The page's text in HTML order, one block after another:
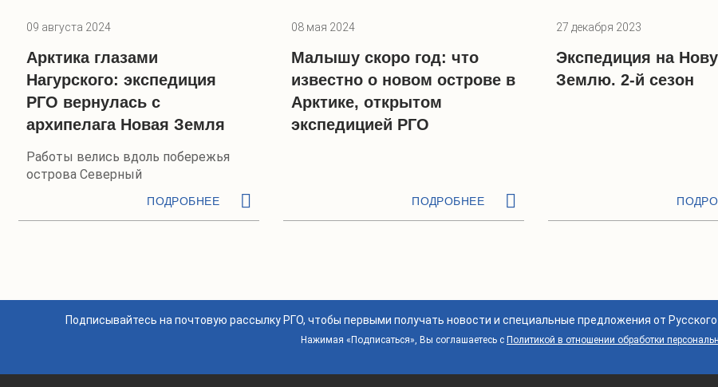
09 августа 2024
Арктика глазами
Нагурского: экспедиция
РГО вернулась с
архипелага Новая Земля
Работы велись вдоль побережья
острова Северный
ПОДРОБНЕЕ
08 мая 2024
Малышу скоро год: что
известно о новом острове в
Арктике, открытом
экспедицией РГО
ПОДРОБНЕЕ
27 декабря 2023
Экспедиция на
Землю. 2-й сезон
Подписывайтесь на почтовую рассылку РГО, чтобы первыми получать новости и специальные предложения от
Нажимая «Подписаться», Вы соглашаетесь с Политикой в отношении обработки